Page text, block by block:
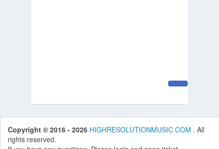
Copyright © 2016 - 2026 HIGHRESOLUTIONMUSIC.COM . All
rights reserved.